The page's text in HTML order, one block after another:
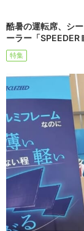
酷暑の運転席、シ
ーラー「SPEEDER
特集